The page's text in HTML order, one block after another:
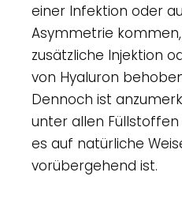
einer Infektion oder
Asymmetrie
zusätzliche Injektion
von Hyaluron
Dennoch ist
unter allen
es auf natürliche
vorübergehend ist.